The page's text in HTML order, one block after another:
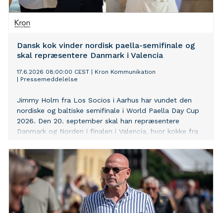
Dansk kok vinder nordisk paella-semifinale og
skal repræsentere Danmark i Valencia
17.6.2026 08:00:00 CEST
Kron Kommunikation
Pressemeddelelse
Jimmy Holm fra Los Socios i Aarhus har vundet den
nordiske og baltiske semifinale i World Paella Day Cup
2026. Den 20. september skal han repræsentere
Danmark og Norden i finalen i Valencia, hvor kokke fra
rettens fødeby.